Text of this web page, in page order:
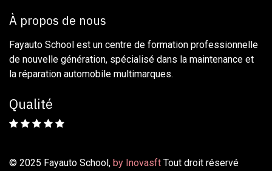
À propos de nous
Fayauto School est un centre de formation professionnelle
de nouvelle génération, spécialisé dans la maintenance et
la réparation automobile multimarques.
Qualité
© 2025 Fayauto School, by Inovasft Tout droit réservé